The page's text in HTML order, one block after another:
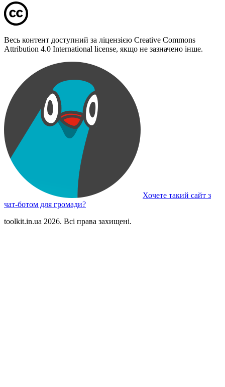
Весь контент доступний за ліцензією Creative Commons
Attribution 4.0 International license, якщо не зазначено інше.
Хочете такий сайт з
чат-ботом для громади?
toolkit.in.ua 2026. Всі права захищені.